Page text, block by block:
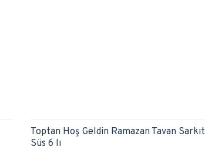
Toptan Hoş Geldin Ramazan Tavan Sarkıt
Süs 6 lı